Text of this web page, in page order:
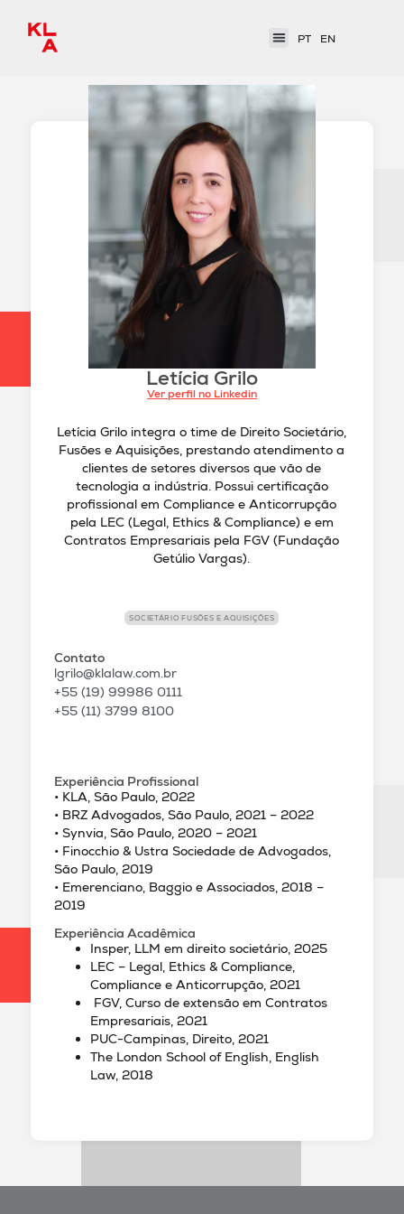
PT EN
Letícia Grilo
Ver perfil no Linkedin
Letícia Grilo integra o time de Direito Societário,
Fusões e Aquisições, prestando atendimento a
clientes de setores diversos que vão de
tecnologia a indústria. Possui certificação
profissional em Compliance e Anticorrupção
pela LEC (Legal, Ethics & Compliance) e em
Contratos Empresariais pela FGV (Fundação
Getúlio Vargas).
SOCIETÁRIO FUSÕES E AQUISIÇÕES
Contato
lgrilo@klalaw.com.br
+55 (19) 99986 0111
+55 (11) 3799 8100
Experiência Profissional
• KLA, São Paulo, 2022
• BRZ Advogados, São Paulo, 2021 – 2022
• Synvia, São Paulo, 2020 – 2021
• Finocchio & Ustra Sociedade de Advogados,
São Paulo, 2019
• Emerenciano, Baggio e Associados, 2018 –
2019
Experiência Acadêmica
Insper, LLM em direito societário, 2025
LEC – Legal, Ethics & Compliance,
Compliance e Anticorrupção, 2021
FGV, Curso de extensão em Contratos
Empresariais, 2021
PUC-Campinas, Direito, 2021
The London School of English, English
Law, 2018